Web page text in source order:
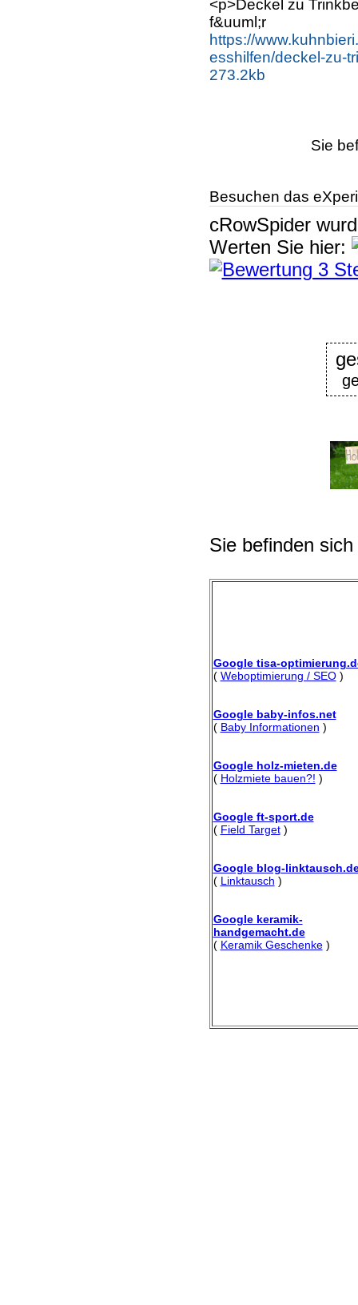
<p>Deckel zu
f&uuml;r
https://
esshilfen/deckel-zu-
273.2kb
Sie
Besuchen das
cRowSpider
Werten Sie hier:
Sie befinden
Google tisa-
( Weboptimierung / SEO)
Google baby-infos.net
( Baby Informationen )
Google holz-mieten.de
( Holzmiete bauen?! )
Google ft-sport.de
( Field Target)
Google blog-
( Linktausch )
Google keramik-
handgemacht.de
( Keramik Geschenke)